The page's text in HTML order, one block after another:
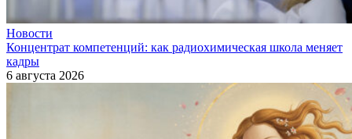
Новости
Концентрат компетенций: как радиохимическая школа меняет
кадры
6 августа 2026